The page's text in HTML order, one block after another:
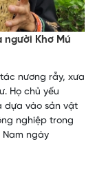
người Khơ Mú
nương rẫy, xưa
Họ chủ yếu
dựa vào sản vật
nghiệp trong
Nam ngày